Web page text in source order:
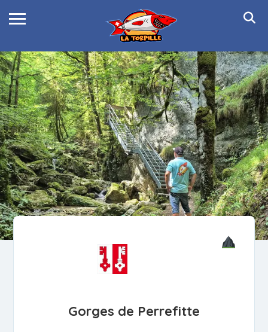
Gorges de Perrefitte